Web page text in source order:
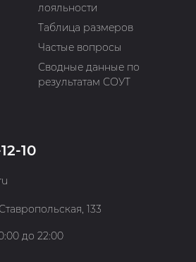
лояльности
Таблица размеров
Частые вопросы
Сводные данные по
результатам СОУТ
10
133
до 22:00